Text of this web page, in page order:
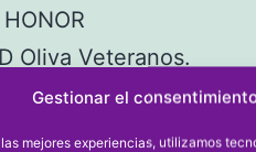
Gestionar el
mejores experiencias, utilizamos
Oliva Veteranos.
Kamarka.
Bang Burguer.